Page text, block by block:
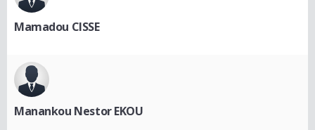
Mamadou CISSE
Manankou Nestor EKOU